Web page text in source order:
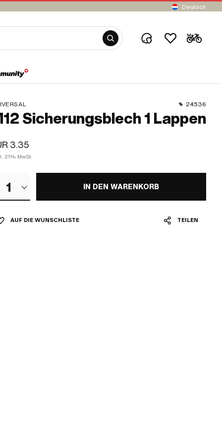
Deutsch
24536
Sicherungsblech 1 Lappen
3.35
21% MwSt.
1 IN DEN WARENKORB
AUF DIE WUNSCHLISTE TEILEN